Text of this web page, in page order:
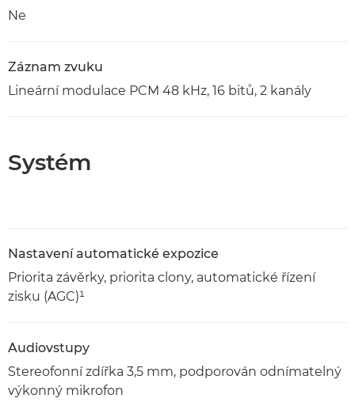
Ne
Záznam zvuku
Lineární modulace PCM 48 kHz, 16 bitů, 2 kanály
Systém
Nastavení automatické expozice
Priorita závěrky, priorita clony, automatické řízení
zisku (AGC)¹
Audiovstupy
Stereofonní zdířka 3,5 mm, podporován odnímatelný
výkonný mikrofon